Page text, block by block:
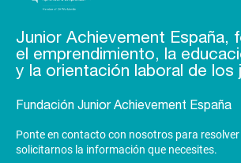
Junior Achievement España,
el emprendimiento, la
y la orientación laboral de los
Fundación Junior Achievement España
Ponte en contacto con nosotros para
solicitarnos la información que necesites.